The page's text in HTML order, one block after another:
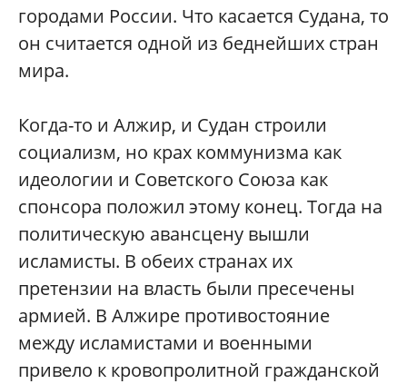
городами России. Что касается Судана, то
он считается одной из беднейших стран
мира.
Когда-то и Алжир, и Судан строили
социализм, но крах коммунизма как
идеологии и Советского Союза как
спонсора положил этому конец. Тогда на
политическую авансцену вышли
исламисты. В обеих странах их
претензии на власть были пресечены
армией. В Алжире противостояние
между исламистами и военными
привело к кровопролитной гражданской